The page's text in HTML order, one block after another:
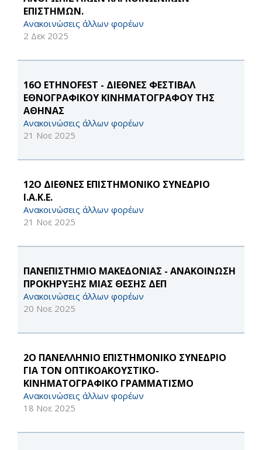
ΕΠΙΣΤΗΜΩΝ.
Ανακοινώσεις άλλων φορέων
2 Δεκ 2025
16Ο ETHNOFEST - ΔΙΕΘΝΕΣ ΦΕΣΤΙΒΑΛ
ΕΘΝΟΓΡΑΦΙΚΟΥ ΚΙΝΗΜΑΤΟΓΡΑΦΟΥ ΤΗΣ
ΑΘΗΝΑΣ
Ανακοινώσεις άλλων φορέων
21 Νοε 2025
12Ο ΔΙΕΘΝΕΣ ΕΠΙΣΤΗΜΟΝΙΚΟ ΣΥΝΕΔΡΙΟ
Ι.Α.Κ.Ε.
Ανακοινώσεις άλλων φορέων
21 Νοε 2025
ΠΑΝΕΠΙΣΤΗΜΙΟ ΜΑΚΕΔΟΝΙΑΣ - ΑΝΑΚΟΙΝΩΣΗ
ΠΡΟΚΗΡΥΞΗΣ ΜΙΑΣ ΘΕΣΗΣ ΔΕΠ
Ανακοινώσεις άλλων φορέων
20 Νοε 2025
2Ο ΠΑΝΕΛΛΗΝΙΟ ΕΠΙΣΤΗΜΟΝΙΚΟ ΣΥΝΕΔΡΙΟ
ΓΙΑ ΤΟΝ ΟΠΤΙΚΟΑΚΟΥΣΤΙΚΟ-
ΚΙΝΗΜΑΤΟΓΡΑΦΙΚΟ ΓΡΑΜΜΑΤΙΣΜΟ
Ανακοινώσεις άλλων φορέων
18 Νοε 2025